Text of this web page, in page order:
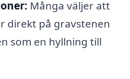
Många väljer att
direkt på gravstenen
som en hyllning till